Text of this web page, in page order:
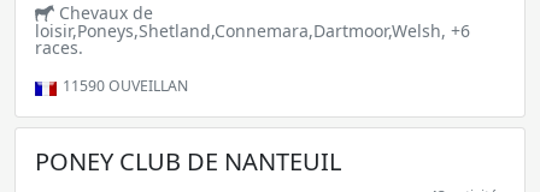
Chevaux de
loisir,Poneys,Shetland,Connemara,Dartmoor,Welsh, +6
races.
11590OUVEILLAN
PONEY CLUB DE NANTEUIL